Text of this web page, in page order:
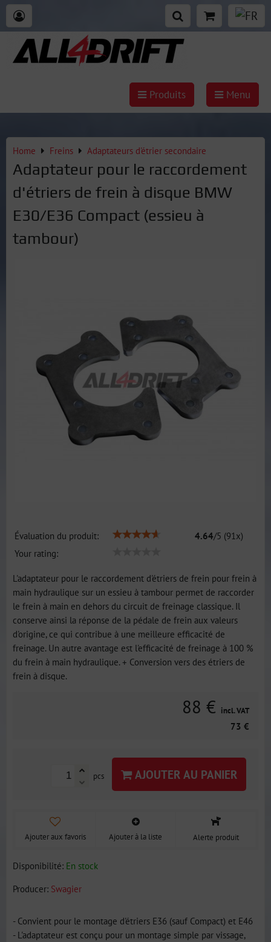
Produits Menu
Home Freins Adaptateurs d'étrier secondaire
Adaptateur pour le raccordement
d'étriers de frein à disque BMW
E30/E36 Compact (essieu à
tambour)
Évaluation du produit: 4.64/5 (91x)
Your rating:
L'adaptateur pour le raccordement d'étriers de frein pour frein à
main hydraulique sur un essieu à tambour permet de raccorder
le frein à main en dehors du circuit de freinage classique. Il
conserve ainsi la réponse de la pédale de frein aux valeurs
d'origine, ce qui contribue à une meilleure efficacité de
freinage. Un autre avantage est l'efficacité de freinage à 100 %
du frein à main hydraulique. + Conversion vers des étriers de
frein à disque.
88 € incl. VAT
73 €
pcs AJOUTER AU PANIER
Ajouter aux favoris Ajouter à la liste Alerte produit
Disponibilité: En stock
Producer: Swagier
- Convient pour le montage d'étriers E36 (sauf Compact) et E46
- L'adaptateur est conçu pour un montage simple par vissage,